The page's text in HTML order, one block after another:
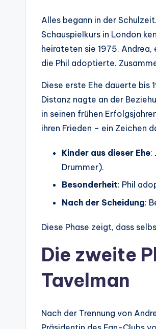
Alles begann in der
Schauspielkurs in London
heirateten sie 1975.
die Phil adoptierte.
Diese erste Ehe dauerte bis
Distanz nagte an der
in seinen frühen
ihren Frieden – ein Zeichen
Kinder aus dieser Ehe:
Drummer).
Besonderheit: Phil
Nach der Scheidung:
Diese Phase zeigt, dass
Die zweite
Tavelman
Nach der Trennung von